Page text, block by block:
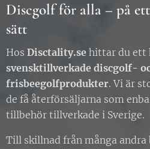
Discgolf för alla – på
sätt
Hos Disctality.se hittar du ett
svensktillverkade discgolf-
frisbeegolfprodukter. Vi är
de få återförsäljarna som
tillbehör tillverkade i Sverige.
Till skillnad från många